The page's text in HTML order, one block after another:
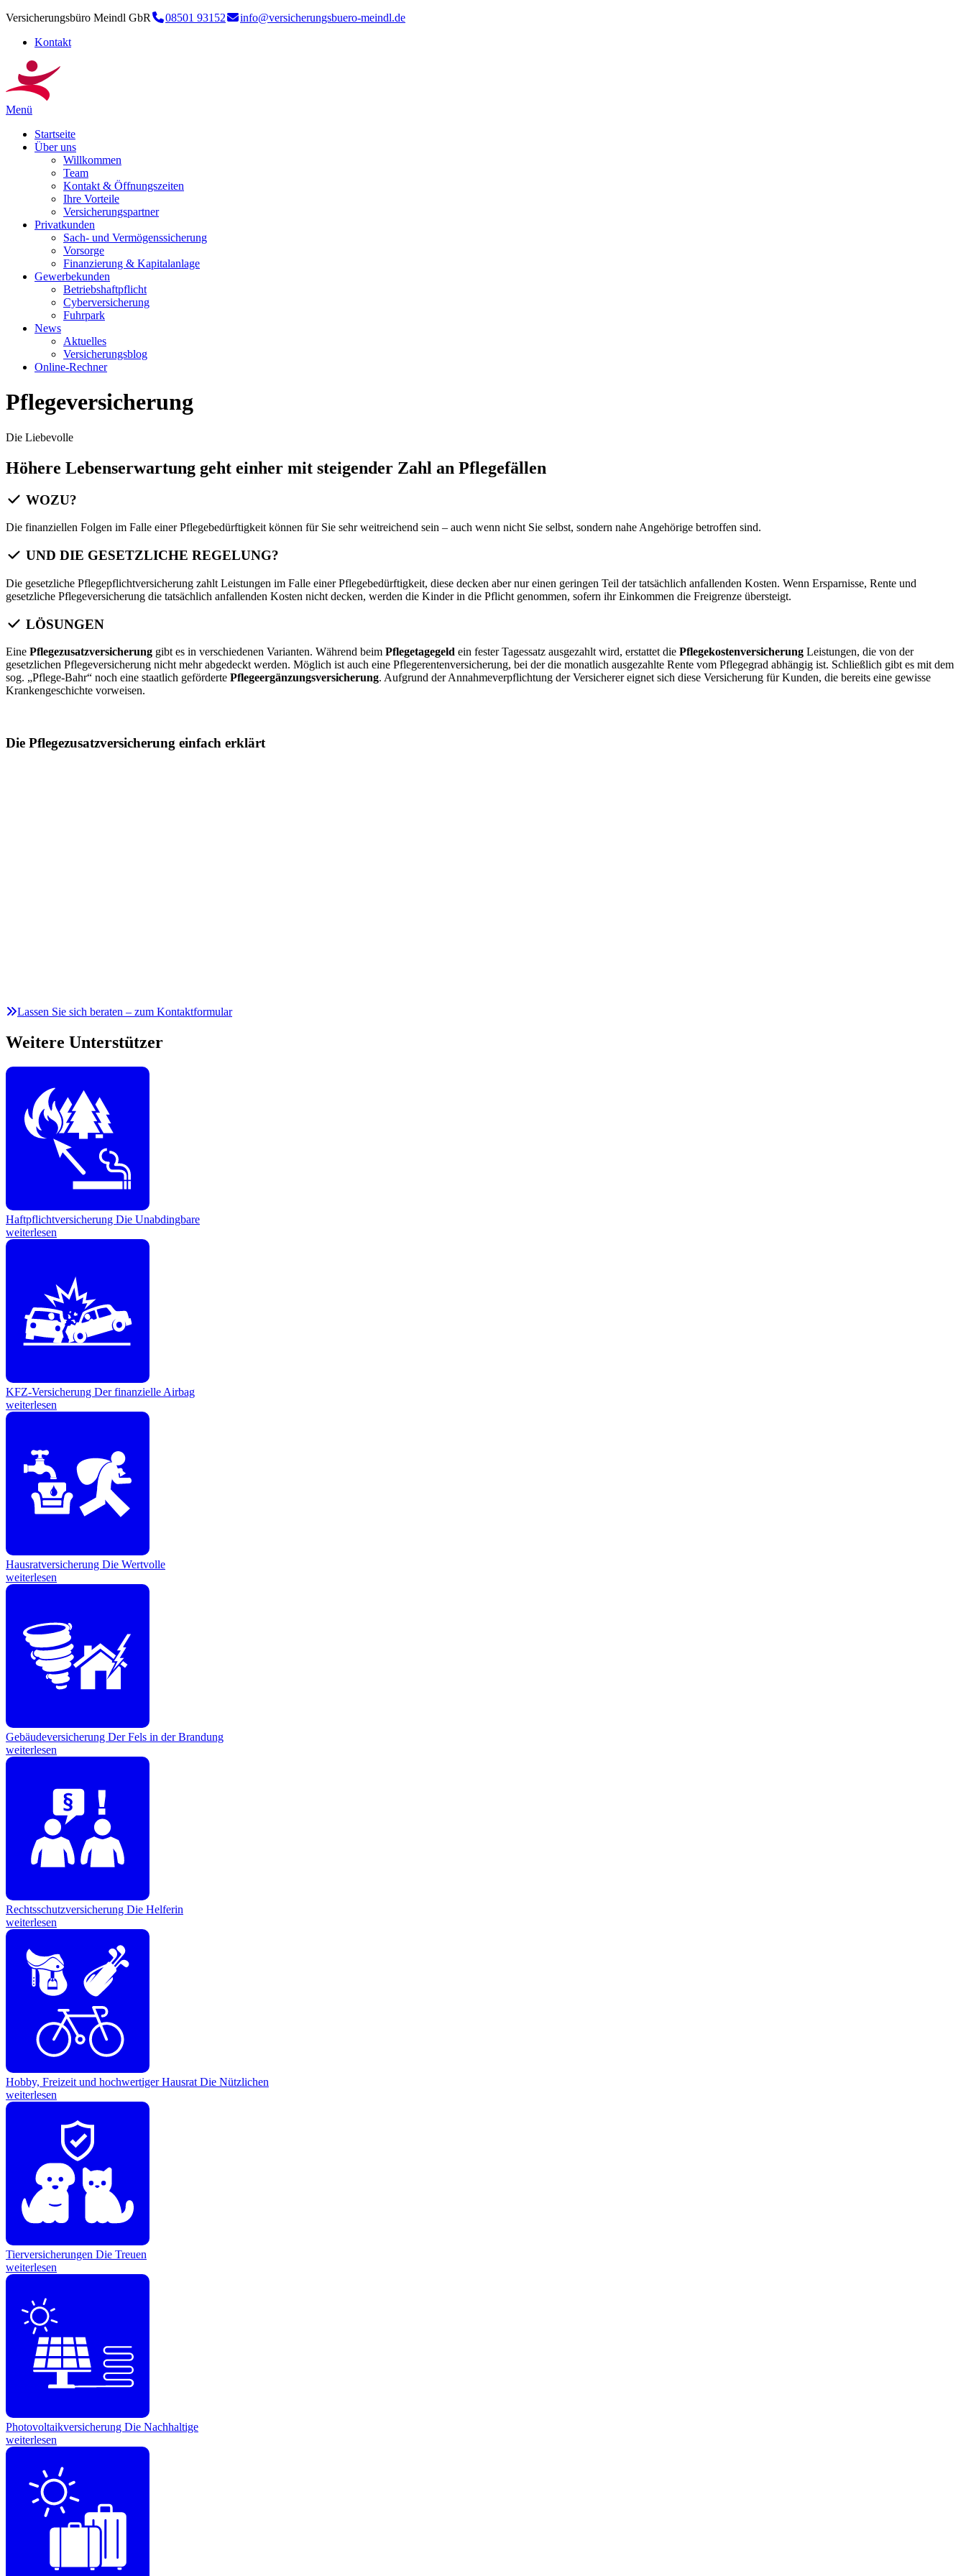
Versicherungsbüro Meindl GbR 08501 93152
info@versicherungsbuero-meindl.de
Kontakt
Menü
Startseite
Über uns
Willkommen
Team
Kontakt & Öffnungszeiten
Ihre Vorteile
Versicherungspartner
Privatkunden
Sach- und Vermögenssicherung
Vorsorge
Finanzierung & Kapitalanlage
Gewerbekunden
Betriebshaftpflicht
Cyberversicherung
Fuhrpark
News
Aktuelles
Versicherungsblog
Online-Rechner
Pflegeversicherung
Die Liebevolle
Höhere Lebenserwartung geht einher mit steigender Zahl an Pflegefällen
WOZU?
Die finanziellen Folgen im Falle einer Pflegebedürftigkeit können für Sie sehr weitreichend sein – auch wenn nicht Sie selbst, sondern nahe Angehörige betroffen sind.
UND DIE GESETZLICHE REGELUNG?
Die gesetzliche Pflegepflichtversicherung zahlt Leistungen im Falle einer Pflegebedürftigkeit, diese decken aber nur einen geringen Teil der tatsächlich anfallenden Kosten. Wenn Ersparnisse, Rente und
gesetzliche Pflegeversicherung die tatsächlich anfallenden Kosten nicht decken, werden die Kinder in die Pflicht genommen, sofern ihr Einkommen die Freigrenze übersteigt.
LÖSUNGEN
Eine Pflegezusatzversicherung gibt es in verschiedenen Varianten. Während beim Pflegetagegeld ein fester Tagessatz ausgezahlt wird, erstattet die Pflegekostenversicherung Leistungen, die von der
gesetzlichen Pflegeversicherung nicht mehr abgedeckt werden. Möglich ist auch eine Pflegerentenversicherung, bei der die monatlich ausgezahlte Rente vom Pflegegrad abhängig ist. Schließlich gibt es mit dem
sog. „Pflege-Bahr“ noch eine staatlich geförderte Pflegeergänzungsversicherung. Aufgrund der Annahmeverpflichtung der Versicherer eignet sich diese Versicherung für Kunden, die bereits eine gewisse
Krankengeschichte vorweisen.
Die Pflegezusatzversicherung einfach erklärt
Lassen Sie sich beraten – zum Kontaktformular
Weitere Unterstützer
Haftpflichtversicherung Die Unabdingbare
weiterlesen
KFZ-Versicherung Der finanzielle Airbag
weiterlesen
Hausratversicherung Die Wertvolle
weiterlesen
Gebäudeversicherung Der Fels in der Brandung
weiterlesen
Rechtsschutzversicherung Die Helferin
weiterlesen
Hobby, Freizeit und hochwertiger Hausrat Die Nützlichen
weiterlesen
Tierversicherungen Die Treuen
weiterlesen
Photovoltaikversicherung Die Nachhaltige
weiterlesen